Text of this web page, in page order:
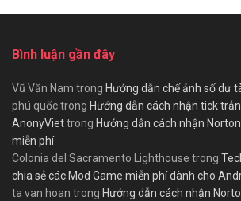
Bình luận gần đây
Vũ Văn Nam trong Hướng dẫn chế ảnh số dư
phú quốctrong Hướng dẫn cách nhận tick
AnonyViettrong Hướng dẫn cách nhận
miễn phí
Colonia del Sacramento Lighthouse trong
chia sẻ các Mod Game miễn phí dành cho
ta van hoan trong Hướng dẫn cách nhận